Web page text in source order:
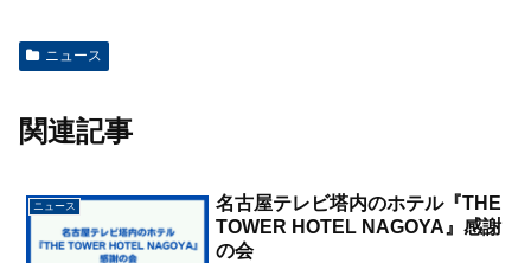
ニュース
関連記事
ニュース
名古屋テレビ塔内のホテル『THE
TOWER HOTEL NAGOYA』感謝
の会